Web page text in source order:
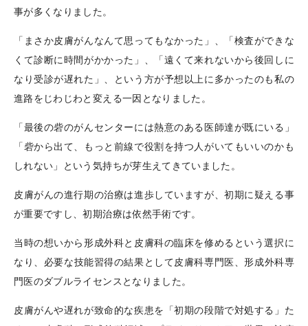
事が多くなりました。
「まさか皮膚がんなんて思ってもなかった」、「検査ができな
くて診断に時間がかかった」、「遠くて来れないから後回しに
なり受診が遅れた」、という方が予想以上に多かったのも私の
進路をじわじわと変える一因となりました。
「最後の砦のがんセンターには熱意のある医師達が既にいる」
「砦から出て、もっと前線で役割を持つ人がいてもいいのかも
しれない」という気持ちが芽生えてきていました。
皮膚がんの進行期の治療は進歩していますが、初期に疑える事
が重要ですし、初期治療は依然手術です。
当時の想いから形成外科と皮膚科の臨床を修めるという選択に
なり
必要な技能習得の結果として皮膚科専門医、形成外科専
門医のダブルライセンスとなりました。
皮膚がんや遅れが致命的な疾患を「初期の段階で対処する」た